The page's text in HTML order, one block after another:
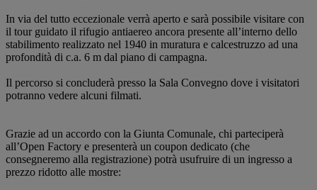
In via del tutto eccezionale verrà aperto e sarà possibile visitare con
il tour guidato il rifugio antiaereo ancora presente all’interno dello
stabilimento realizzato nel 1940 in muratura e calcestruzzo ad una
profondità di c.a. 6 m dal piano di campagna.
Il percorso si concluderà presso la Sala Convegno dove i visitatori
potranno vedere alcuni filmati.
Grazie ad un accordo con la Giunta Comunale, chi parteciperà
all’Open Factory e presenterà un coupon dedicato (che
consegneremo alla registrazione) potrà usufruire di un ingresso a
prezzo ridotto alle mostre: